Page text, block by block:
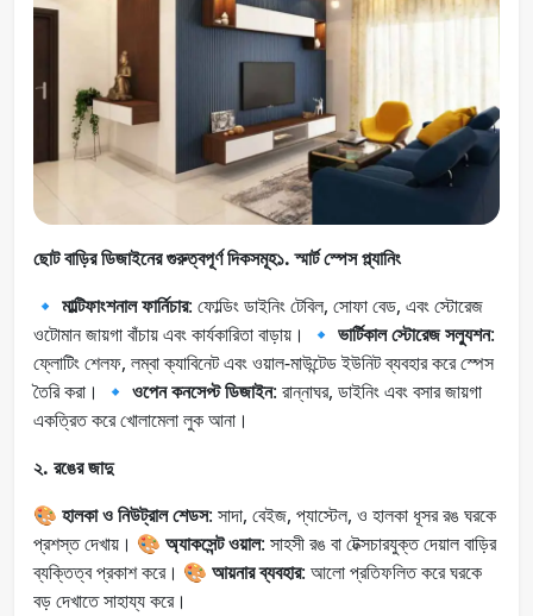
ছোট বাড়ির ডিজাইনের গুরুত্বপূর্ণ দিকসমূহ১. স্মার্ট স্পেস প্ল্যানিং
🔹 মাল্টিফাংশনাল ফার্নিচার: ফোল্ডিং ডাইনিং টেবিল, সোফা বেড, এবং স্টোরেজ
ওটোমান জায়গা বাঁচায় এবং কার্যকারিতা বাড়ায়। 🔹 ভার্টিকাল স্টোরেজ সল্যুশন:
ফ্লোটিং শেলফ, লম্বা ক্যাবিনেট এবং ওয়াল-মাউন্টেড ইউনিট ব্যবহার করে স্পেস
তৈরি করা। 🔹 ওপেন কনসেপ্ট ডিজাইন: রান্নাঘর, ডাইনিং এবং বসার জায়গা
একত্রিত করে খোলামেলা লুক আনা।
২. রঙের জাদু
🎨 হালকা ও নিউট্রাল শেডস: সাদা, বেইজ, প্যাস্টেল, ও হালকা ধূসর রঙ ঘরকে
প্রশস্ত দেখায়। 🎨 অ্যাকসেন্ট ওয়াল: সাহসী রঙ বা টেক্সচারযুক্ত দেয়াল বাড়ির
ব্যক্তিত্ব প্রকাশ করে। 🎨 আয়নার ব্যবহার: আলো প্রতিফলিত করে ঘরকে
বড় দেখাতে সাহায্য করে।